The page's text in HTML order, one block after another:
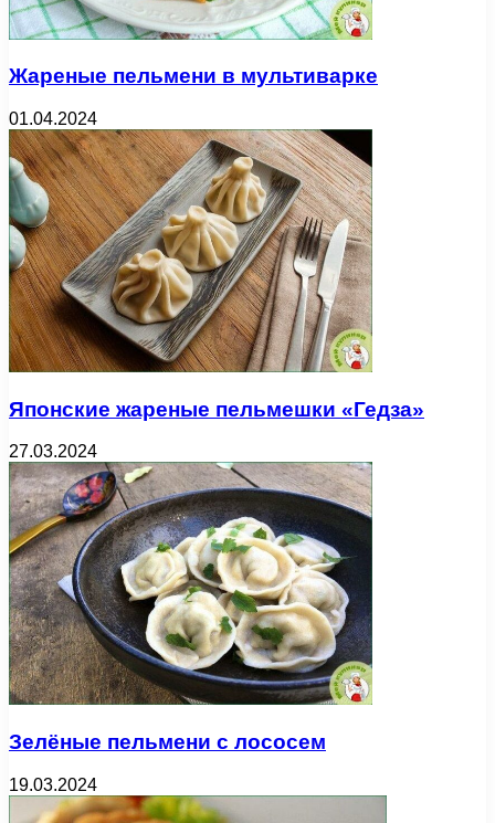
Жареные пельмени в мультиварке
01.04.2024
Японские жареные пельмешки «Гедза»
27.03.2024
Зелёные пельмени с лососем
19.03.2024